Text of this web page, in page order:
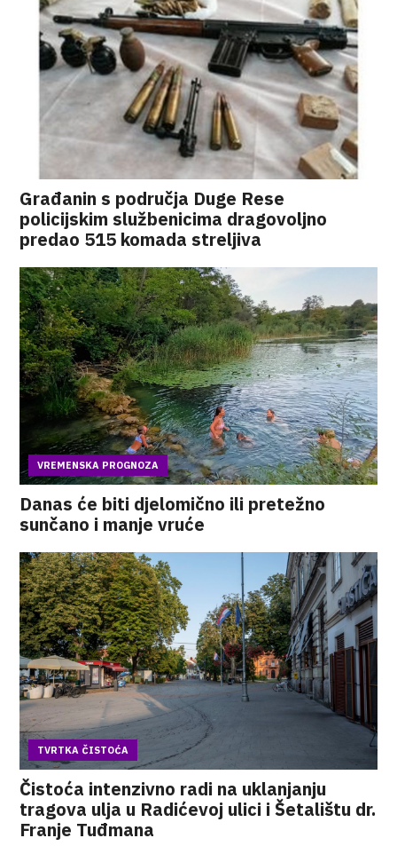
Građanin s područja Duge Rese
policijskim službenicima dragovoljno
predao 515 komada streljiva
VREMENSKA PROGNOZA
Danas će biti djelomično ili pretežno
sunčano i manje vruće
TVRTKA ČISTOĆA
Čistoća intenzivno radi na uklanjanju
tragova ulja u Radićevoj ulici i Šetalištu dr.
Franje Tuđmana